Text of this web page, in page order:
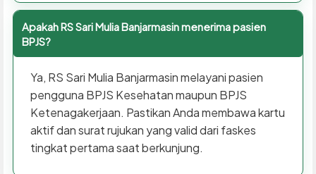
Apakah RS Sari Mulia Banjarmasin menerima pasien
BPJS?
Ya, RS Sari Mulia Banjarmasin melayani pasien
pengguna BPJS Kesehatan maupun BPJS
Ketenagakerjaan. Pastikan Anda membawa kartu
aktif dan surat rujukan yang valid dari faskes
tingkat pertama saat berkunjung.